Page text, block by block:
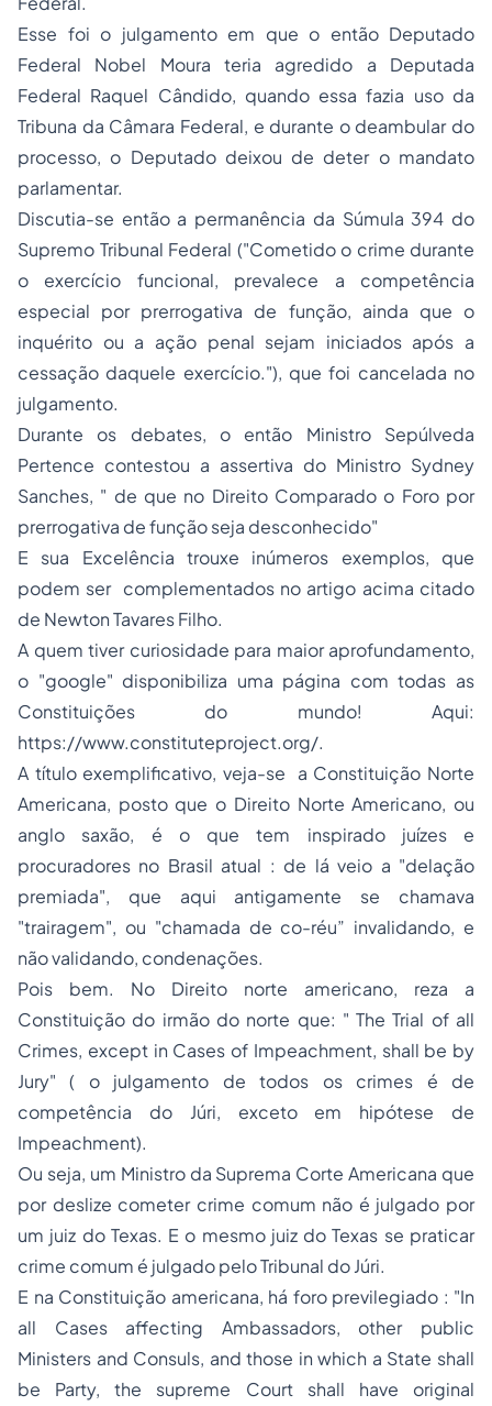
Esse foi o julgamento em que o então Deputado
Federal Nobel Moura teria agredido a Deputada
Federal Raquel Cândido, quando essa fazia uso da
Tribuna da Câmara Federal, e durante o deambular do
processo, o Deputado deixou de deter o mandato
parlamentar.
Discutia-se então a permanência da Súmula 394 do
Supremo Tribunal Federal ("Cometido o crime durante
o exercício funcional, prevalece a competência
especial por prerrogativa de função, ainda que o
inquérito ou a ação penal sejam iniciados após a
cessação daquele exercício."), que foi cancelada no
julgamento.
Durante os debates, o então Ministro Sepúlveda
Pertence contestou a assertiva do Ministro Sydney
Sanches, " de que no Direito Comparado o Foro por
prerrogativa de função seja desconhecido"
E sua Excelência trouxe inúmeros exemplos, que
podem ser complementados no artigo acima citado
de Newton Tavares Filho.
A quem tiver curiosidade para maior aprofundamento,
o "google" disponibiliza uma página com todas as
Constituições do mundo! Aqui:
https://www.constituteproject.org/.
A título exemplificativo, veja-se a Constituição Norte
Americana, posto que o Direito Norte Americano, ou
anglo saxão, é o que tem inspirado juízes e
procuradores no Brasil atual : de lá veio a "delação
premiada", que aqui antigamente se chamava
"trairagem", ou "chamada de co-réu” invalidando, e
não validando, condenações.
Pois bem. No Direito norte americano, reza a
Constituição do irmão do norte que: "The Trial of all
Crimes, except in Cases of Impeachment, shall be by
Jury" ( o julgamento de todos os crimes é de
competência do Júri, exceto em hipótese de
Impeachment).
Ou seja, um Ministro da Suprema Corte Americana que
por deslize cometer crime comum não é julgado por
um juiz do Texas. E o mesmo juiz do Texas se praticar
crime comum é julgado pelo Tribunal do Júri.
E na Constituição americana, há foro previlegiado : "In
all Cases affecting Ambassadors, other public
Ministers and Consuls, and those in which a State shall
be Party, the supreme Court shall have original